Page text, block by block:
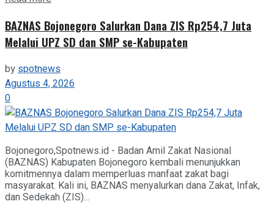
BAZNAS Bojonegoro Salurkan Dana ZIS Rp254,7 Juta
Melalui UPZ SD dan SMP se-Kabupaten
byspotnews
Agustus 4, 2026
0
Bojonegoro,Spotnews.id - Badan Amil Zakat Nasional
(BAZNAS) Kabupaten Bojonegoro kembali menunjukkan
komitmennya dalam memperluas manfaat zakat bagi
masyarakat. Kali ini, BAZNAS menyalurkan dana Zakat, Infak,
dan Sedekah (ZIS)...